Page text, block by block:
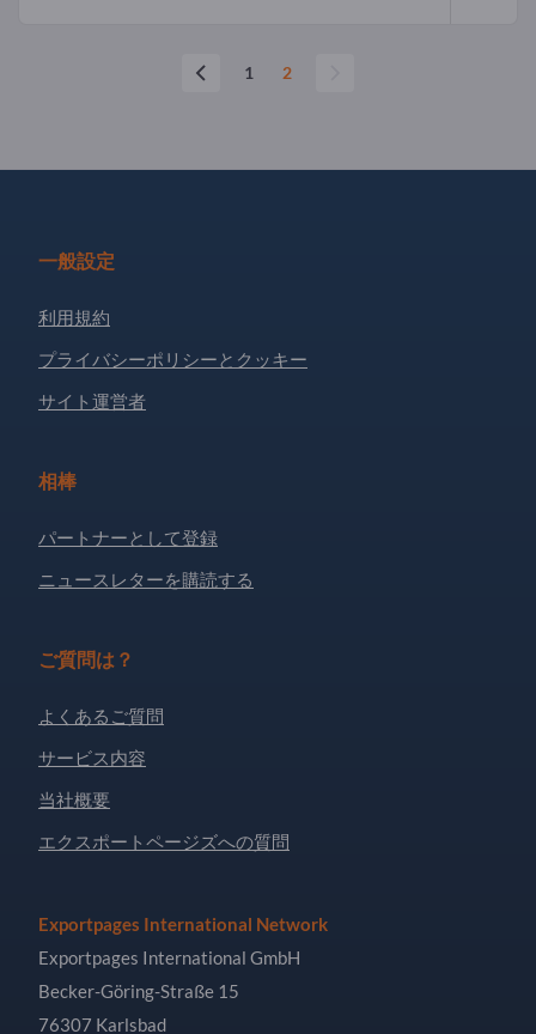
1 2
一般設定
利用規約
プライバシーポリシーとクッキー
サイト運営者
相棒
パートナーとして登録
ニュースレターを購読する
ご質問は？
よくあるご質問
サービス内容
当社概要
エクスポートページズへの質問
Exportpages International Network
Exportpages International GmbH
Becker-Göring-Straße 15
76307 Karlsbad